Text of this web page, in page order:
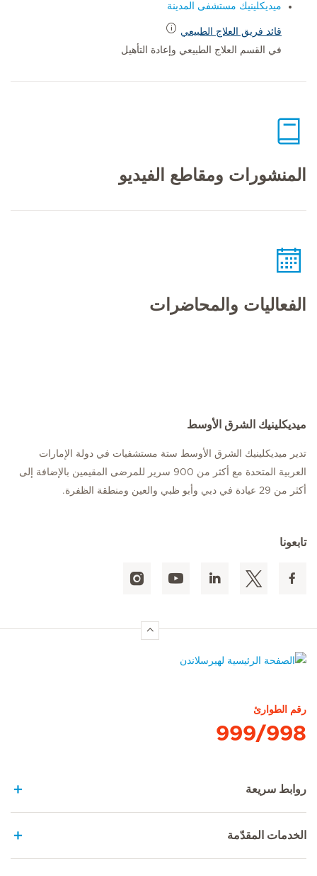
ميديكلينيك مستشفى المدينة
قائد فريق العلاج الطبيعي
في القسم العلاج الطبيعي وإعادة التأهيل
المنشورات ومقاطع الفيديو
الفعاليات والمحاضرات
ميديكلينيك الشرق الأوسط
تدير ميديكلينيك الشرق الأوسط ستة مستشفيات في دولة الإمارات
العربية المتحدة مع أكثر من 900 سرير للمرضى المقيمين بالإضافة إلى
أكثر من 29 عيادة في دبي وأبو ظبي والعين ومنطقة الظفرة.
تابعونا
رقم الطوارئ
999/998
روابط سريعة
الخدمات المقدّمة